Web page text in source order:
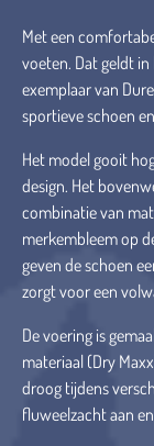
Met een
voeten. Dat geldt
exemplaar van
sportieve schoen
Het model gooit
design. Het
combinatie van
merkembleem op
geven de schoen
zorgt voor een
De voering is
materiaal (Dry
droog tijdens
fluweelzacht aan